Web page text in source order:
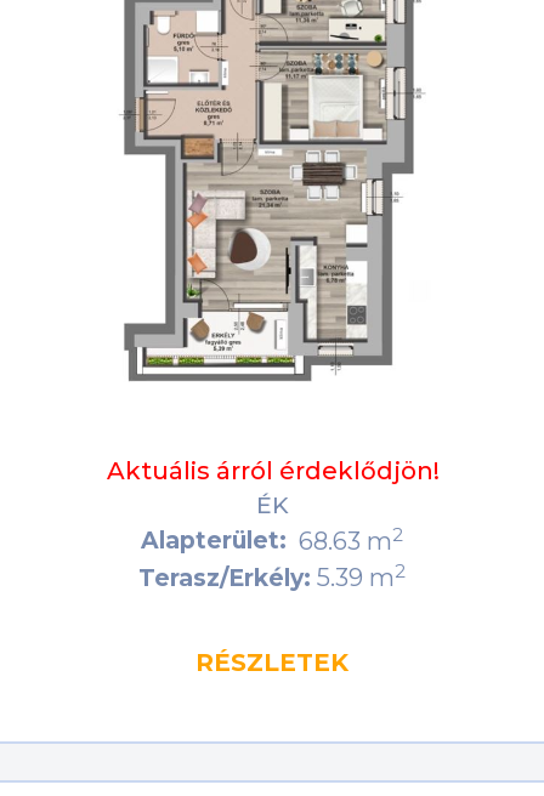
Aktuális árról érdeklődjön!
ÉK
Alapterület: 68.63 m2
Terasz/Erkély: 5.39 m2
RÉSZLETEK